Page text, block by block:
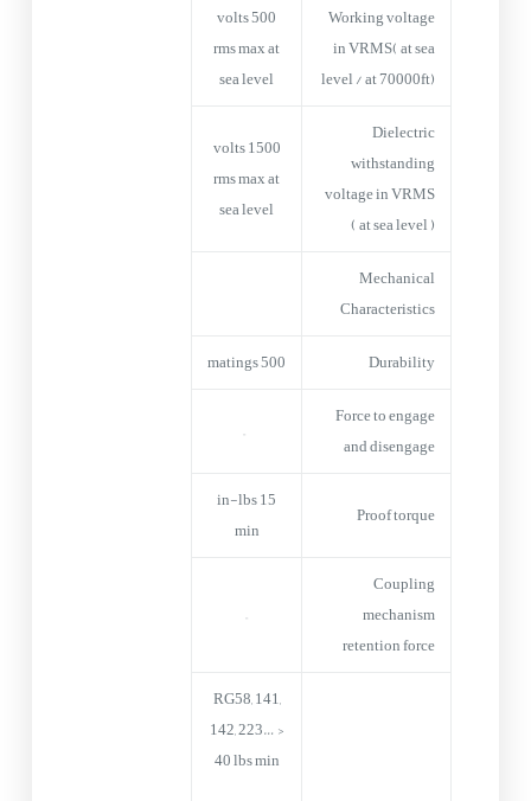
Working voltage
in VRMS( at sea
level / at 70000ft)
500 volts
rms max at
sea level
Dielectric
withstanding
voltage in VRMS
( at sea level )
1500 volts
rms max at
sea level
Mechanical
Characteristics
Durability
500 matings
Force to engage
and disengage
–
Proof torque
15 in-lbs
min
Coupling
mechanism
retention force
–
RG58, 141,
142, 223… >
40 lbs min